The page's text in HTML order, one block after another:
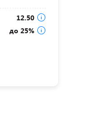
12.50
до 25%